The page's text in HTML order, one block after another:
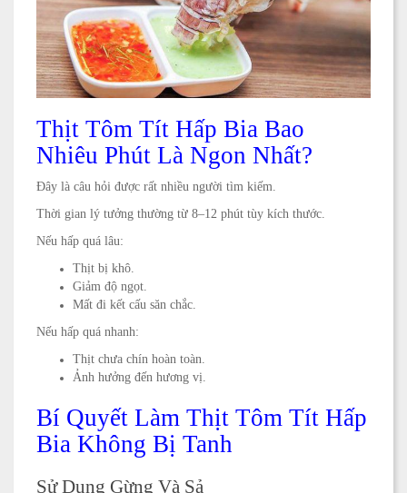
Thịt Tôm Tít Hấp Bia Bao
Nhiêu Phút Là Ngon Nhất?
Đây là câu hỏi được rất nhiều người tìm kiếm.
Thời gian lý tưởng thường từ 8–12 phút tùy kích thước.
Nếu hấp quá lâu:
Thịt bị khô.
Giảm độ ngọt.
Mất đi kết cấu săn chắc.
Nếu hấp quá nhanh:
Thịt chưa chín hoàn toàn.
Ảnh hưởng đến hương vị.
Bí Quyết Làm Thịt Tôm Tít Hấp
Bia Không Bị Tanh
Sử Dụng Gừng Và Sả